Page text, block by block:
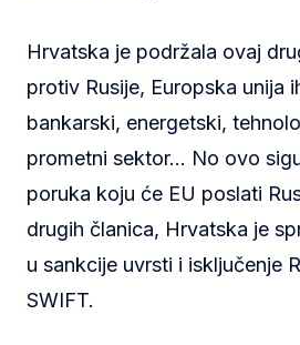
Hrvatska je podržala ovaj
protiv Rusije, Europska unija
bankarski, energetski,
prometni sektor… No ovo
poruka koju će EU poslati
drugih članica, Hrvatska je
u sankcije uvrsti i isključenje
SWIFT.